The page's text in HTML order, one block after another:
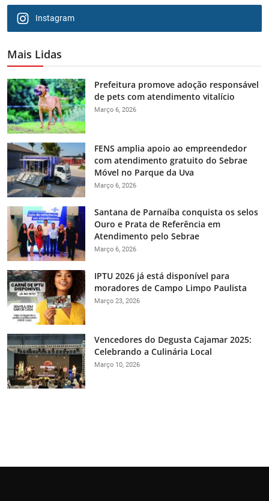
Instagram
Mais Lidas
Prefeitura promove adoção responsável
de pets com atendimento vitalício
Março 6, 2026
FENS amplia apoio ao empreendedor
com atendimento gratuito do Sebrae
Móvel no Parque da Uva
Março 6, 2026
Santana de Parnaíba conquista os selos
Ouro e Prata de Referência em
Atendimento pelo Sebrae
Março 6, 2026
IPTU 2026 já está disponível para
moradores de Campo Limpo Paulista
Março 23, 2026
Vencedores do Degusta Cajamar 2025:
Celebrando a Culinária Local
Março 10, 2026